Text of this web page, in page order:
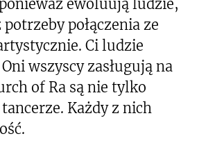
ewoluują ludzie,
połączenia ze
Ci ludzie
wszyscy zasługują na
of Ra są nie tylko
Każdy z nich